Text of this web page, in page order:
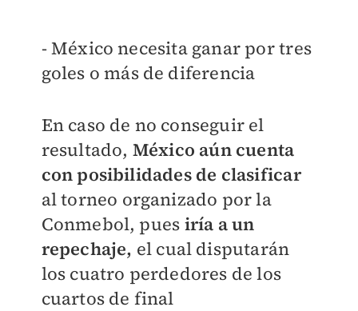
- México necesita ganar por tres
goles o más de diferencia
En caso de no conseguir el
resultado, México aún cuenta
con posibilidades de clasificar
al torneo organizado por la
Conmebol, pues iría a un
repechaje, el cual disputarán
los cuatro perdedores de los
cuartos de final